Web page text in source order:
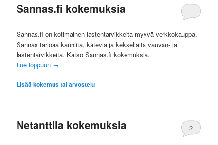
Sannas.fi kokemuksia
Sannas.fi on kotimainen lastentarvikkeita myyvä verkkokauppa.
Sannas tarjoaa kauniita, käteviä ja kekseliäitä vauvan- ja
lastentarvikkeita. Katso Sannas.fi kokemuksia.
Lue loppuun →
Lisää kokemus tai arvostelu
Netanttila kokemuksia 2